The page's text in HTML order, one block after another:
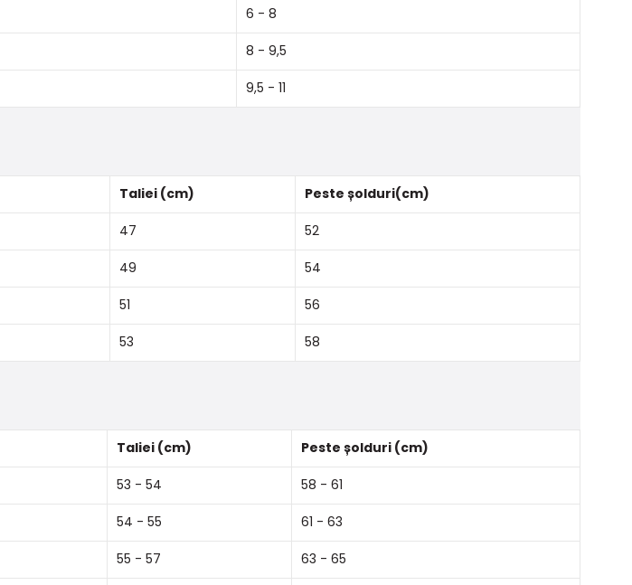
6 - 8
8 - 9,5
9,5 - 11
Taliei (cm) Peste șolduri(cm)
47 52
49 54
51 56
53 58
Taliei (cm) Peste șolduri (cm)
53 - 54 58 - 61
54 - 55 61 - 63
55 - 57 63 - 65